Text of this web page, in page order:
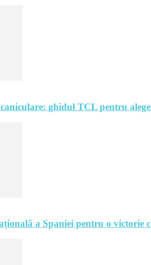
ghidul TCL pentru
a Spaniei pentru o victorie